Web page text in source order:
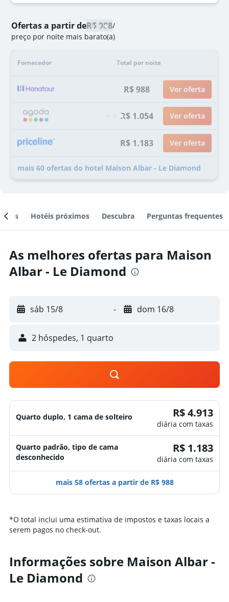
Ofertas a partir deR$ 988/
preço por noite mais barato(a)
Fornecedor Total por noite
R$ 988 Ver oferta
R$ 1.054 Ver oferta
R$ 1.183 Ver oferta
mais 60 ofertas do hotel Maison Albar - Le Diamond
Hotéis próximos Descubra Perguntas frequentes
As melhores ofertas para Maison
Albar - Le Diamond
sáb 15/8 - dom 16/8
2 hóspedes, 1 quarto
Quarto duplo, 1 cama de solteiro R$ 4.913
diária com taxas
Quarto padrão, tipo de cama
desconhecido
R$ 1.183
diária com taxas
mais 58 ofertas a partir de R$ 988
*O total inclui uma estimativa de impostos e taxas locais a
serem pagos no check-out.
Informações sobre Maison Albar -
Le Diamond